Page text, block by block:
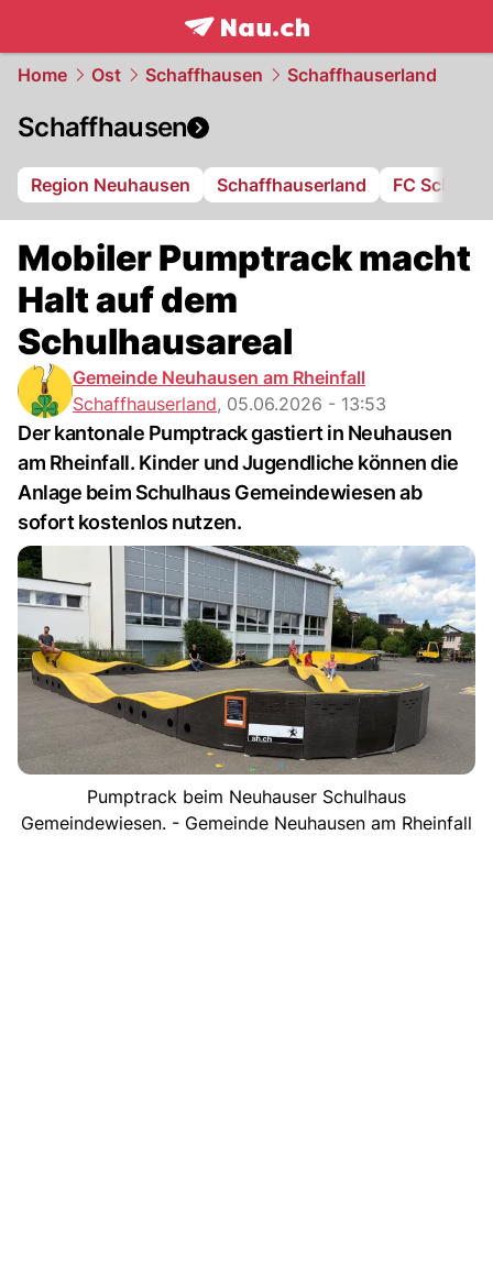
frontpage.NAU.ch
Home Ost Schaffhausen Schaffhauserland
Schaffhausen
Region Neuhausen Schaffhauserland FC
Mobiler Pumptrack macht
Halt auf dem
Schulhausareal
Gemeinde Neuhausen am Rheinfall
Schaffhauserland, 05.06.2026 - 13:53
Der kantonale Pumptrack gastiert in Neuhausen
am Rheinfall. Kinder und Jugendliche können die
Anlage beim Schulhaus Gemeindewiesen ab
sofort kostenlos nutzen.
Pumptrack beim Neuhauser Schulhaus
Gemeindewiesen. - Gemeinde Neuhausen am Rheinfall